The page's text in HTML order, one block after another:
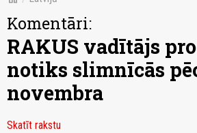
Komentāri:
RAKUS vadītājs
notiks slimnīcās
novembra
Skatīt rakstu